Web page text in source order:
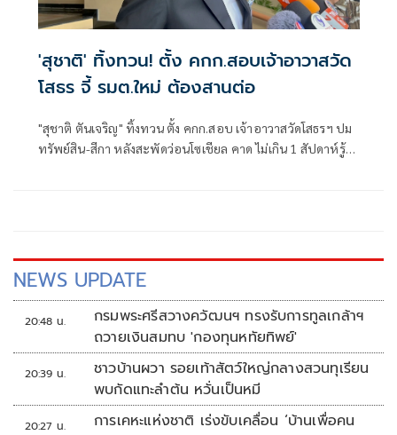
'สุชาติ' ทิ้งทวน! ตั้ง คกก.สอบเจ้าอาวาสวัด
โสธร จี้ รมต.ใหม่ ต้องสานต่อ
"สุชาติ ตันเจริญ" ทิ้งทวน ตั้ง คกก.สอบ​ เจ้าอาวาสวัดโสธรฯ​ ปม​
ทรัพย์สิน​-​สีกา​ หลังสะพัดว่อนโซเชียล​ คาด​ ไม่เกิน​ 1 สัปดาห์รู้
NEWS UPDATE
20:48 น.
กรมพระศรีสวางควัฒนฯ ทรงรับการทูลเกล้าฯ
ถวายเงินสมทบ 'กองทุนหทัยทิพย์'
20:39 น.
ชาวบ้านผวา รอยเท้าสัตว์ใหญ่กลางสวนทุเรียน
พบกัดแทะลำต้น หวั่นเป็นหมี
20:27 น.
การเคหะแห่งชาติ เร่งขับเคลื่อน ‘บ้านเพื่อคน